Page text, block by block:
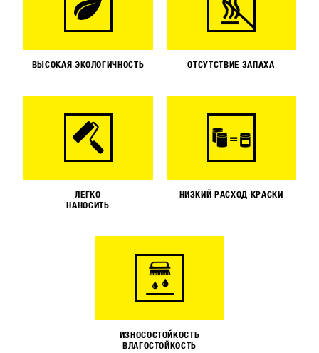
ВЫСОКАЯ ЭКОЛОГИЧНОСТЬ ОТСУТСТВИЕ ЗАПАХА
ЛЕГКО
НАНОСИТЬ
НИЗКИЙ РАСХОД КРАСКИ
ИЗНОСОСТОЙКОСТЬ
ВЛАГОСТОЙКОСТЬ